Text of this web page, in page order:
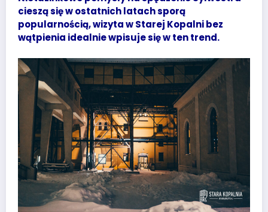
cieszą się w ostatnich latach sporą
popularnością, wizyta w Starej Kopalni bez
wątpienia idealnie wpisuje się w ten trend.